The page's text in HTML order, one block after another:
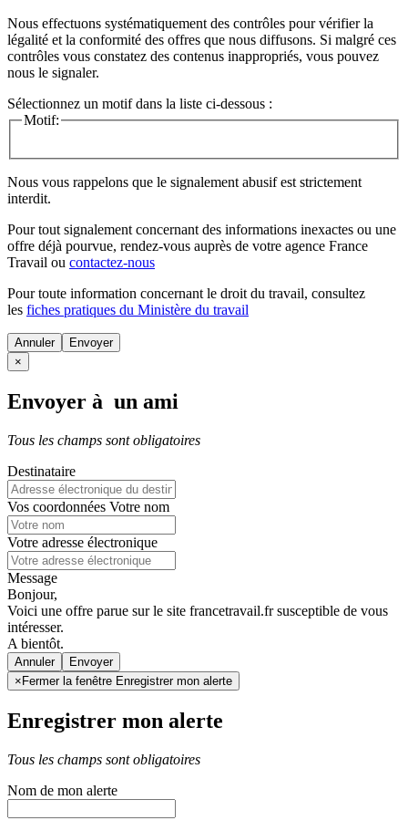
Nous effectuons systématiquement des contrôles pour vérifier la
légalité et la conformité des offres que nous diffusons. Si malgré ces
contrôles vous constatez des contenus inappropriés, vous pouvez
nous le signaler.
Sélectionnez un motif dans la liste ci-dessous :
Motif:
Nous vous rappelons que le signalement abusif est strictement
interdit.
Pour tout signalement concernant des informations inexactes ou une
offre déjà pourvue, rendez-vous auprès de votre agence France
Travail ou contactez-nous
Pour toute information concernant le droit du travail, consultez
les fiches pratiques du Ministère du travail
Annuler
×
Envoyer à un ami
Tous les champs sont obligatoires
Destinataire
Vos coordonnées Votre nom
Votre adresse électronique
Message
Bonjour,
Voici une offre parue sur le site francetravail.fr susceptible de vous
intéresser.
A bientôt.
Annuler
× Fermer la fenêtre Enregistrer mon alerte
Enregistrer mon alerte
Tous les champs sont obligatoires
Nom de mon alerte